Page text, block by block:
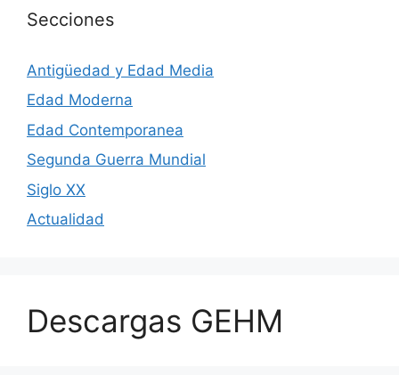
Secciones
Antigüedad y Edad Media
Edad Moderna
Edad Contemporanea
Segunda Guerra Mundial
Siglo XX
Actualidad
Descargas GEHM